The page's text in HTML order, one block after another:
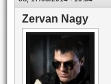
Zervan Nagy